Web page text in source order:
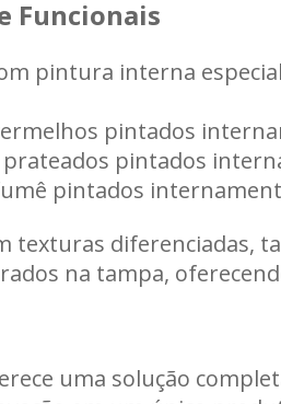
Funcionais
pintura interna
pintados
prateados pintados
pintados
texturas diferenciadas,
na tampa,
uma solução